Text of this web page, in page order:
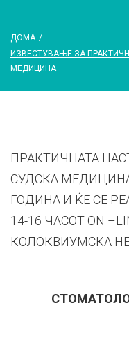
ДОМА /
ИЗВЕСТУВАЊЕ ЗА
МЕДИЦИНА
ПРАКТИЧНАТА
СУДСКА МЕДИЦИНА
ГОДИНА И ЌЕ СЕ
14-16 ЧАСОТ ON
КОЛОКВИУМСКА